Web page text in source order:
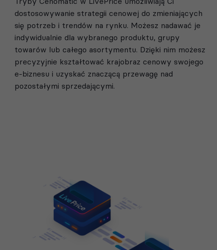
dostosowywanie strategii cenowej do zmieniających
się potrzeb i trendów na rynku. Możesz nadawać je
indywidualnie dla wybranego produktu, grupy
towarów lub całego asortymentu. Dzięki nim możesz
precyzyjnie kształtować krajobraz cenowy swojego
e-biznesu i uzyskać znaczącą przewagę nad
pozostałymi sprzedającymi.